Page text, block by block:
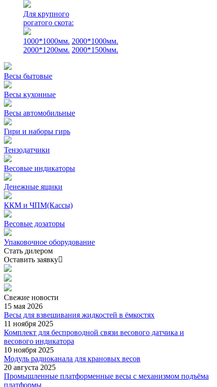
Для крупного
рогатого скота:
1000*1000мм. 2000*1000мм.
2000*1200мм. 2000*1500мм.
Весы бытовые
Весы кухонные
Весы автомобильные
Гири и наборы гирь
Тензодатчики
Весовые индикаторы
Денежные ящики
ККМ и ЧПМ(Кассы)
Весовые дозаторы
Упаковочное оборудование
Стать дилером
Оставить заявку
Свежие новости
15 мая 2026
Весы для взвешивания жидкостей в ёмкостях
11 ноября 2025
Комплект для беспроводной связи весового датчика и
весового индикатора
10 ноября 2025
Модуль радиоканала для крановых весов
20 августа 2025
Промышленные платформенные весы с механизмом подъёма
платформы